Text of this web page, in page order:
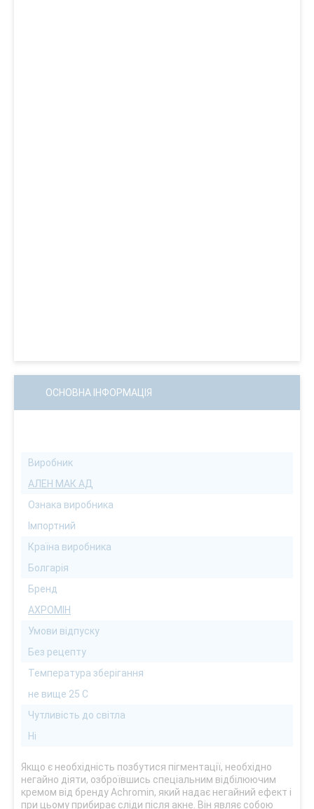
ОСНОВНА ІНФОРМАЦІЯ
Виробник
АЛЕН МАК АД
Ознака виробника
Імпортний
Країна виробника
Болгарія
Бренд
АХРОМІН
Умови відпуску
Без рецепту
Температура зберігання
не вище 25 С
Чутливість до світла
Ні
Якщо є необхідність позбутися пігментації, необхідно
негайно діяти, озброївшись спеціальним відбілюючим
кремом від бренду Achromin, який надає негайний ефект і
при цьому прибирає сліди після акне. Він являє собою